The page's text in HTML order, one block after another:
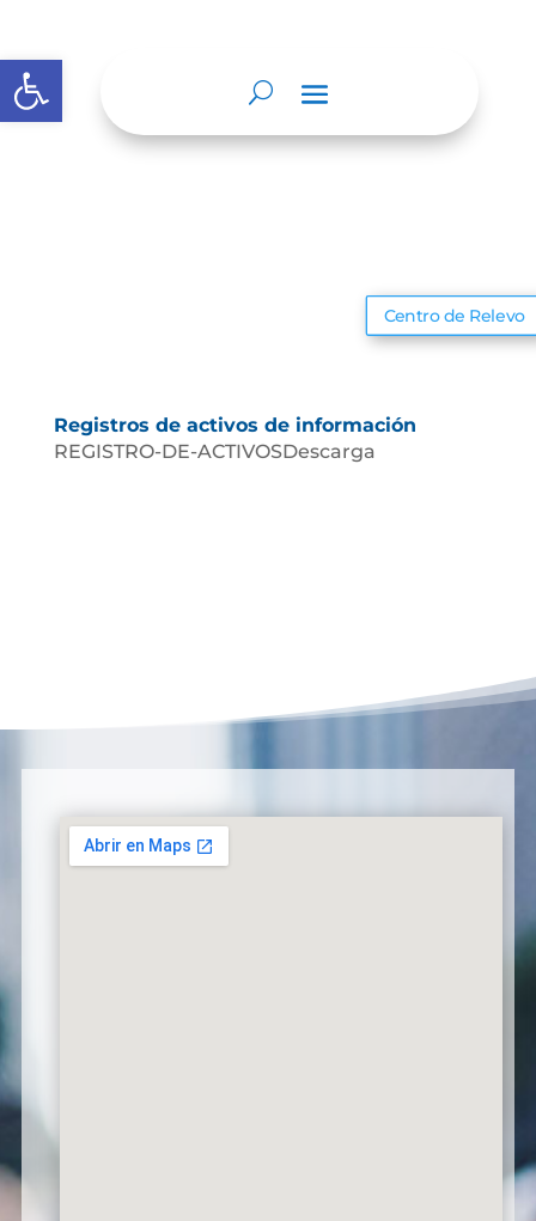
Abrir barra de herramientas
Centro de Relevo
Registros de activos de información
REGISTRO-DE-ACTIVOSDescarga